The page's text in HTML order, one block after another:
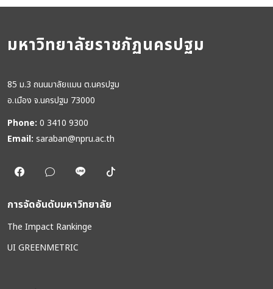
มหาวิทยาลัยราชภัฏนครปฐม
85 ม.3 ถนนมาลัยแมน ต.นครปฐม
อ.เมือง จ.นครปฐม 73000
Phone: 0 3410 9300
Email: saraban@npru.ac.th
การจัดอันดับมหาวิทยาลัย
The Impact Rankinge
UI GREENMETRIC